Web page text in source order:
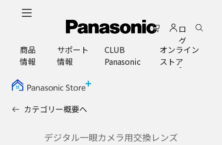
ロ
グ
イ
ン
商品
情報
サポート
情報
CLUB
Panasonic
オンライン
ストア
カテゴリー概要へ
デジタル一眼カメラ用交換レンズ